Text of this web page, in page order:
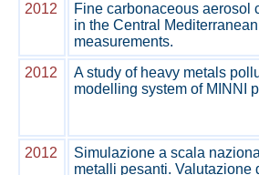
2012
Fine carbonaceous aerosol
in the Central
measurements.
2012
A study of heavy metals
modelling system of MINNI
2012
Simulazione a scala
metalli pesanti.